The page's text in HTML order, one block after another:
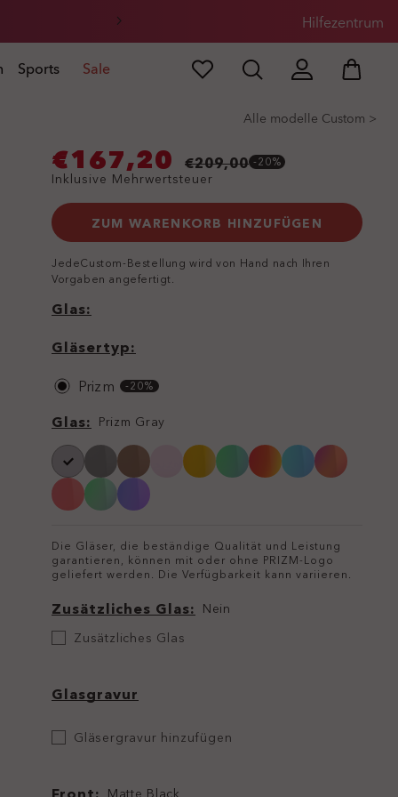
Hilfezentrum
Sports Sale
Alle modelle Custom >
€167,20 €209,00 -20%
Inklusive Mehrwertsteuer
ZUM WARENKORB HINZUFÜGEN
JedeCustom-Bestellung wird von Hand nach Ihren
Vorgaben angefertigt.
Glas
Gläsertyp
Prizm -20%
Glas
Glas Prizm Gray
Die Gläser, die beständige Qualität und Leistung
garantieren, können mit oder ohne PRIZM-Logo
geliefert werden. Die Verfügbarkeit kann variieren.
Zusätzliches Glas Nein
Zusätzliches
GlasZusätzliches Glas
Glasgravur
Etch
YourGläsergravur hinzufügen
Front Matte Black